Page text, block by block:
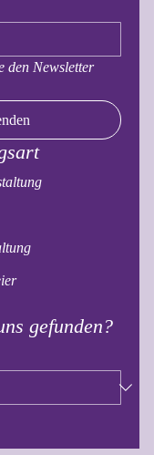
den Newsletter
gefunden?